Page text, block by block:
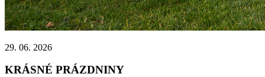
29. 06. 2026
KRÁSNÉ PRÁZDNINY